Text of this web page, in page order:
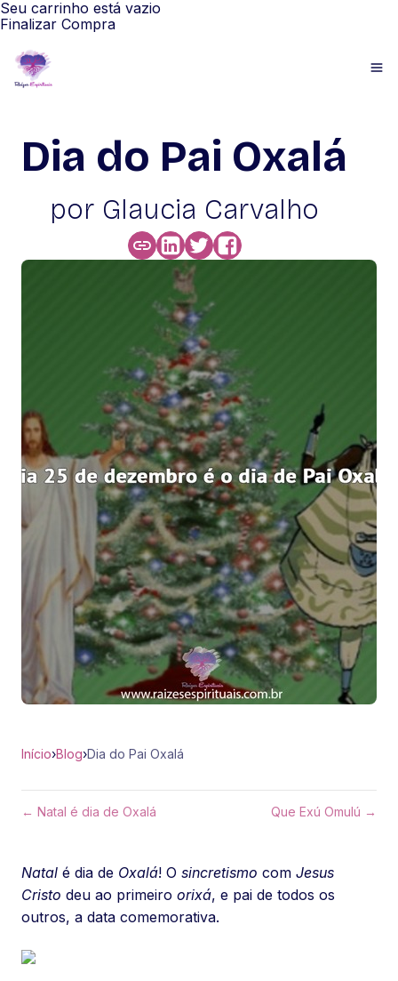
Seu carrinho está vazio
Finalizar Compra
Dia do Pai Oxalá
por Glaucia Carvalho
Início›Blog›Dia do Pai Oxalá
← Natal é dia de Oxalá Que Exú Omulú →
Natal é dia de Oxalá! O sincretismo com Jesus
Cristo deu ao primeiro orixá, e pai de todos os
outros, a data comemorativa.